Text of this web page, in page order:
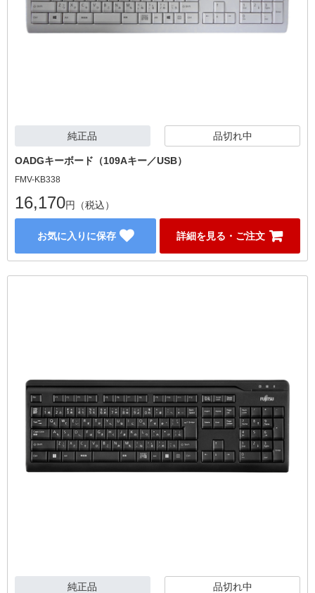
純正品 品切れ中
OADGキーボード（109Aキー／USB）
FMV-KB338
16,170円（税込）
お気に入りに保存 詳細を見る・ご注文
純正品 品切れ中